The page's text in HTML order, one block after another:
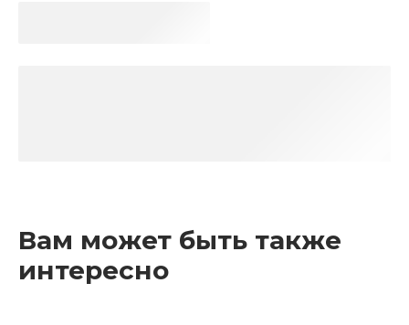
Вам может быть также
интересно